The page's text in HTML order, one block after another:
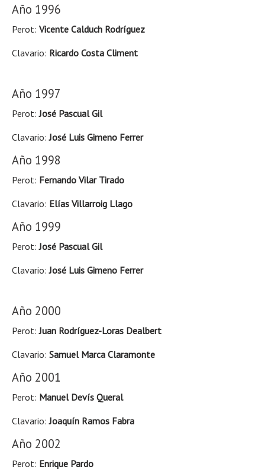
Año 1996
Perot: Vicente Calduch Rodríguez
Clavario: Ricardo Costa Climent
Año 1997
Perot:José Pascual Gil
Clavario:José Luis Gimeno Ferrer
Año 1998
Perot: Fernando Vilar Tirado
Clavario: Elías Villarroig Llago
Año 1999
Perot:José Pascual Gil
Clavario:José Luis Gimeno Ferrer
Año 2000
Perot:Juan Rodríguez-Loras Dealbert
Clavario: Samuel Marca Claramonte
Año 2001
Perot: Manuel Devís Queral
Clavario:Joaquín Ramos Fabra
Año 2002
Perot: Enrique Pardo